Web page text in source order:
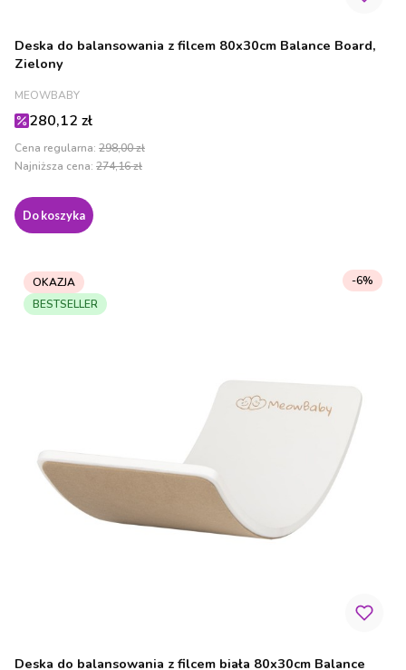
Deska do balansowania z filcem 80x30cm Balance Board,
Zielony
PRODUCENT
MEOWBABY
Cena promocyjna
280,12 zł
Cena regularna: 298,00 zł
Najniższa cena: 274,16 zł
Do koszyka
OKAZJA
BESTSELLER
Deska do balansowania z filcem biała 80x30cm Balance
-6%